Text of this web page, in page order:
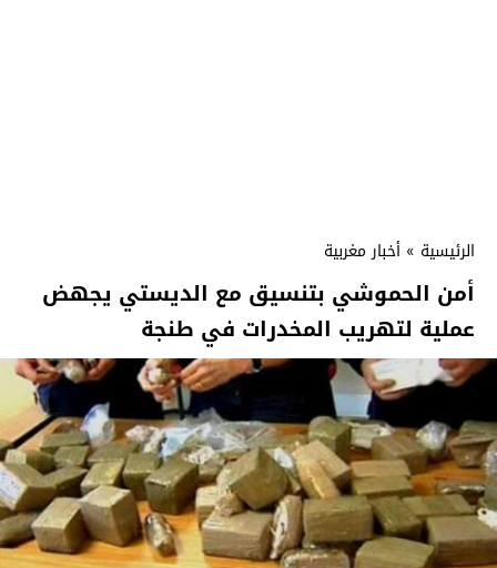
الرئيسية » أخبار مغربية
أمن الحموشي بتنسيق مع الديستي يجهض
عملية لتهريب المخدرات في طنجة